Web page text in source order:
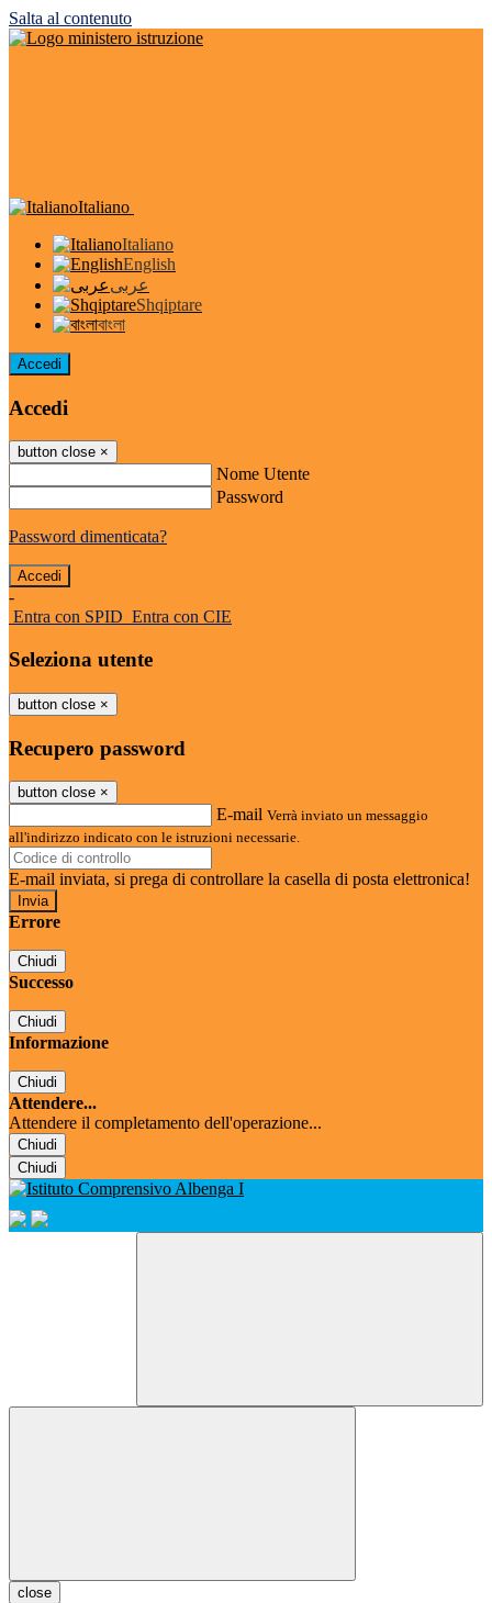
Salta al contenuto
Italiano
Italiano
English
عربى
Shqiptare
বাংলা
Accedi
Accedi
button close ×
Nome Utente
Password
Password dimenticata?
-
Entra con SPID Entra con CIE
Seleziona utente
button close ×
Recupero password
button close ×
E-mail Verrà inviato un messaggio
all'indirizzo indicato con le istruzioni necessarie.
E-mail inviata, si prega di controllare la casella di posta elettronica!
Errore
Chiudi
Successo
Chiudi
Informazione
Chiudi
Attendere...
Attendere il completamento dell'operazione...
Chiudi
Chiudi
close